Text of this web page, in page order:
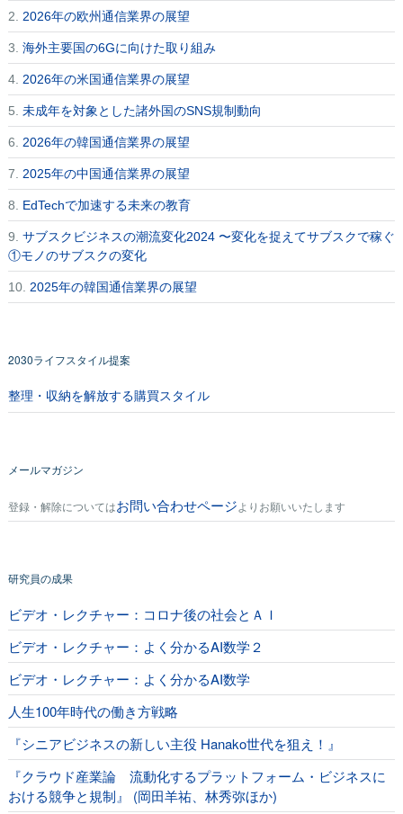
2. 2026年の欧州通信業界の展望
3. 海外主要国の6Gに向けた取り組み
4. 2026年の米国通信業界の展望
5. 未成年を対象とした諸外国のSNS規制動向
6. 2026年の韓国通信業界の展望
7. 2025年の中国通信業界の展望
8. EdTechで加速する未来の教育
9. サブスクビジネスの潮流変化2024 〜変化を捉えてサブスクで稼ぐ
①モノのサブスクの変化
10. 2025年の韓国通信業界の展望
2030ライフスタイル提案
整理・収納を解放する購買スタイル
メールマガジン
登録・解除についてはお問い合わせページ よりお願いいたします
研究員の成果
ビデオ・レクチャー：コロナ後の社会とＡＩ
ビデオ・レクチャー：よく分かるAI数学２
ビデオ・レクチャー：よく分かるAI数学
人生100年時代の働き方戦略
『シニアビジネスの新しい主役 Hanako世代を狙え！』
『クラウド産業論 流動化するプラットフォーム・ビジネスに
おける競争と規制』 (岡田羊祐、林秀弥ほか)